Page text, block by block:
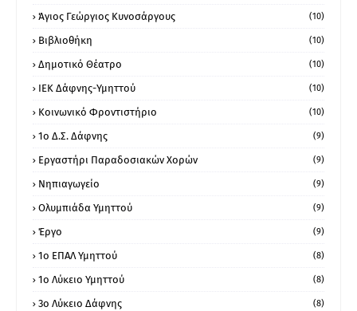
Άγιος Γεώργιος Κυνοσάργους (10)
Βιβλιοθήκη (10)
Δημοτικό Θέατρο (10)
ΙΕΚ Δάφνης-Υμηττού (10)
Κοινωνικό Φροντιστήριο (10)
1ο Δ.Σ. Δάφνης (9)
Εργαστήρι Παραδοσιακών Χορών (9)
Νηπιαγωγείο (9)
Ολυμπιάδα Υμηττού (9)
Έργο (9)
1o ΕΠΑΛ Υμηττού (8)
1ο Λύκειο Υμηττού (8)
3ο Λύκειο Δάφνης (8)